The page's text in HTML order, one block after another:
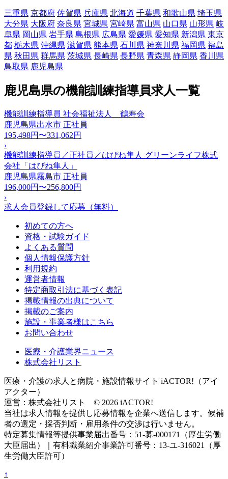
三重県 京都府 佐賀県 兵庫県 北海道 千葉県 和歌山県 埼玉県
大分県 大阪府 奈良県 宮城県 宮崎県 富山県 山口県 山形県 岐
阜県 岡山県 岩手県 島根県 広島県 愛媛県 愛知県 新潟県 東京
都 栃木県 沖縄県 滋賀県 熊本県 石川県 神奈川県 福岡県 福島
県 秋田県 群馬県 茨城県 長崎県 長野県 青森県 静岡県 香川県
鳥取県 鹿児島県
鹿児島県の機能訓練指導員求人一覧
機能訓練指導員 社会福祉法人 鶴寿会
鹿児島県出水市 正社員
195,498円〜331,062円
›
機能訓練指導員／正社員／はぴね隼人 グリーンライフ株式
会社「はぴね隼人」
鹿児島県霧島市 正社員
196,000円〜256,800円
›
求人会員登録して応募（無料）
初めての方へ
資格・試験ガイド
よくある質問
個人情報保護方針
利用規約
運営者情報
特定商取引法に基づく表記
掲載情報の出典について
掲載のご案内
施設・事業者様はこちら
お問い合わせ
医療・介護業界ニュース
株式会社リスト
医療・介護の求人と病院・施設情報サイト iACTOR!（アイ
アクター）
運営：株式会社リスト © 2026 iACTOR!
当社は求人情報を提供し応募情報を企業へ送信します。候補
者の選定・採否判断・雇用条件の交渉は行いません。
特定募集情報等提供事業届出番号：51-募-000171（厚生労働
大臣届出）｜有料職業紹介事業許可番号：13-ユ-316021（厚
生労働大臣許可）
↑